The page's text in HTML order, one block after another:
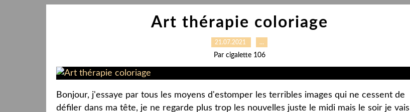
Art thérapie coloriage
21.07.2021 …
Par cigalette 106
Bonjour, j'essaye par tous les moyens d'estomper les terribles images qui ne cessent de
défiler dans ma tête, je ne regarde plus trop les nouvelles juste le midi mais le soir je vais